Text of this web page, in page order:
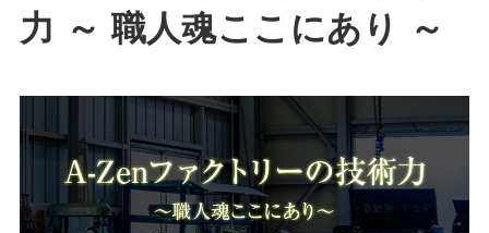
力 ～ 職人魂ここにあり ～